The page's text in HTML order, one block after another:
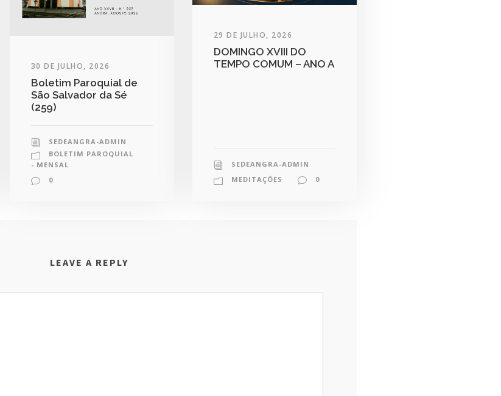
30 DE JULHO, 2026
Boletim Paroquial de
São Salvador da Sé
(259)
SEDEANGRA-ADMIN
BOLETIM PAROQUIAL
- MENSAL
0
29 DE JULHO, 2026
DOMINGO XVIII DO
TEMPO COMUM – ANO A
SEDEANGRA-ADMIN
MEDITAÇÕES
0
LEAVE A REPLY